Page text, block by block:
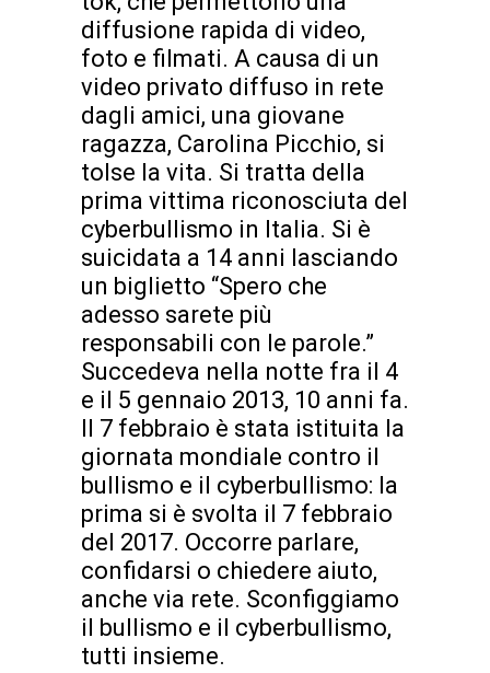
diffusione rapida di video,
foto e filmati. A causa di un
video privato diffuso in rete
dagli amici, una giovane
ragazza, Carolina Picchio, si
tolse la vita. Si tratta della
prima vittima riconosciuta del
cyberbullismo in Italia. Si è
suicidata a 14 anni lasciando
un biglietto “Spero che
adesso sarete più
responsabili con le parole.”
Succedeva nella notte fra il 4
e il 5 gennaio 2013, 10 anni fa.
Il 7 febbraio è stata istituita la
giornata mondiale contro il
bullismo e il cyberbullismo: la
prima si è svolta il 7 febbraio
del 2017. Occorre parlare,
confidarsi o chiedere aiuto,
anche via rete. Sconfiggiamo
il bullismo e il cyberbullismo,
tutti insieme.